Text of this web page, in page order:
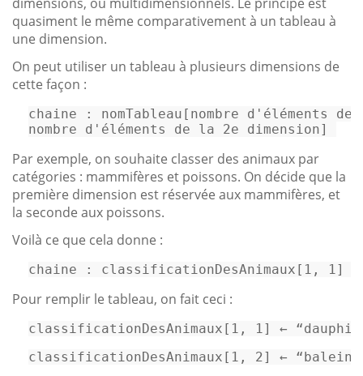
quasiment le même comparativement à un tableau à
une dimension.
On peut utiliser un tableau à plusieurs dimensions de
cette façon :
chaine : nomTableau[nombre d 'éléments
nombre d 'éléments de la 2e dimension]
Par exemple, on souhaite classer des animaux par
catégories : mammifères et poissons. On décide que la
première dimension est réservée aux mammifères, et
la seconde aux poissons.
Voilà ce que cela donne :
chaine : classificationDesAnimaux[1, 1]
Pour remplir le tableau, on fait ceci :
classificationDesAnimaux [1, 1]
←
classificationDesAnimaux [1, 2]
←